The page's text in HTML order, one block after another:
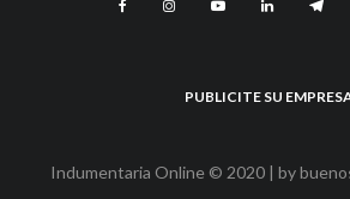
PUBLICITE SU
Indumentaria Online © 2020 | by